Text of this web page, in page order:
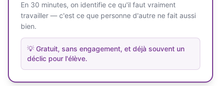
En 30 minutes, on identifie ce qu'il faut vraiment
travailler — c'est ce que personne d'autre ne fait aussi
bien.
💡 Gratuit, sans engagement, et déjà souvent un
déclic pour l'élève.